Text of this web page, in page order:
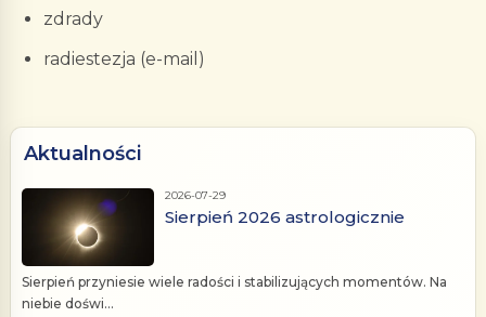
zdrady
radiestezja (e-mail)
Aktualności
2026-07-29
Sierpień 2026 astrologicznie
Sierpień przyniesie wiele radości i stabilizujących momentów. Na
niebie doświ...